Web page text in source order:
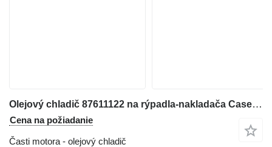
Olejový chladič 87611122 na rýpadla-nakladača Case 580N
Cena na požiadanie
Časti motora - olejový chladič